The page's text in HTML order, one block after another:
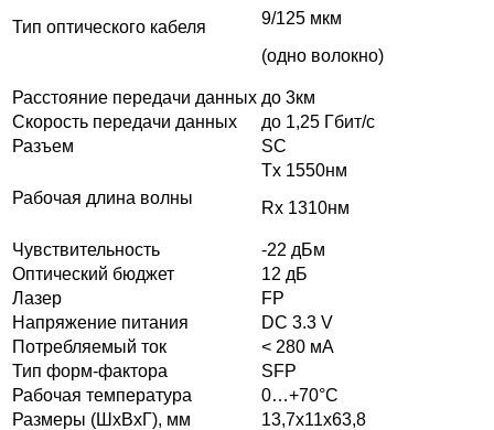
Тип оптического кабеля
9/125 мкм
(одно волокно)
Расстояние передачи данных до 3км
Скорость передачи данных
до 1,25 Гбит/с
Разъем
SC
Рабочая длина волны
Tx 1550нм
Rx 1310нм
Чувствительность
-22 дБм
Оптический бюджет
12 дБ
Лазер
FP
Напряжение питания
DC 3.3 V
Потребляемый ток
< 280 мА
Тип форм-фактора
SFP
Рабочая температура
0…+70°С
Размеры (ШхВхГ), мм
13,7x11x63,8